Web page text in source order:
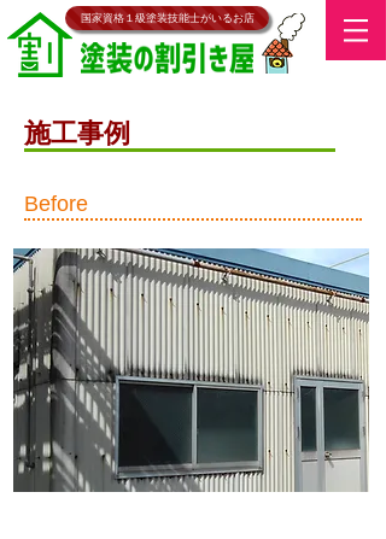
​国家資格１級塗装技能士がいるお店
​Before
​施工事例